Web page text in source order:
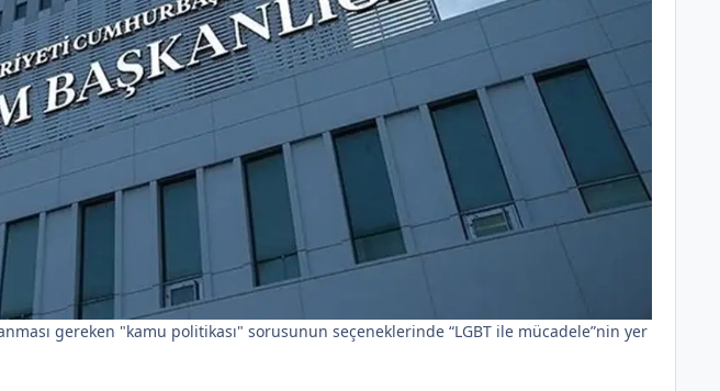
gereken "kamu politikası" sorusunun seçeneklerinde “LGBT ile mücadele”nin yer